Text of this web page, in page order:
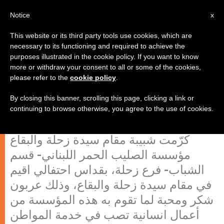
شبيبة مقام سيدة زحلة والبقاع كرّمت
مؤسسة الصليب الاحمر اللبناني،
قسم الشباب، زحلة
كرّمت شبيبة مقام سيدة زحلة والبقاع
مؤسسة الصليب الحمر اللبناني- قسم
الشباب- فرع زحلة، بقداس احتفالي اقيم
في مقام سيدة زحلة والبقاع، وذلك عربون
شكر ومحبة لما تقوم به هذه المؤسسة من
أعمال انسانية تصب في خدمة المواطن
x
Notice
This website or its third party tools use cookies, which are
necessary to its functioning and required to achieve the
purposes illustrated in the cookie policy. If you want to know
more or withdraw your consent to all or some of the cookies,
please refer to the cookie policy
By closing this banner, scrolling this page, clicking a link or
continuing to browse otherwise, you agree to the use of cookies.